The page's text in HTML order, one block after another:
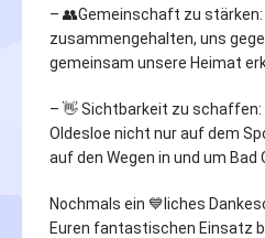
– 👥Gemeinschaft zu
zusammengehalten, uns
gemeinsam unsere Heimat
– 👋 Sichtbarkeit zu schaffen:
Oldesloe nicht nur auf dem
auf den Wegen in und um Bad
Nochmals ein 💙liches
Euren fantastischen Einsatz